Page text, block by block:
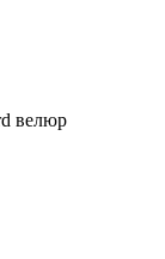
велюр